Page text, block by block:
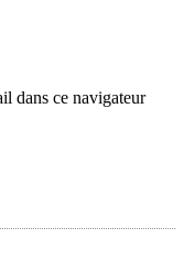
dans ce navigateur